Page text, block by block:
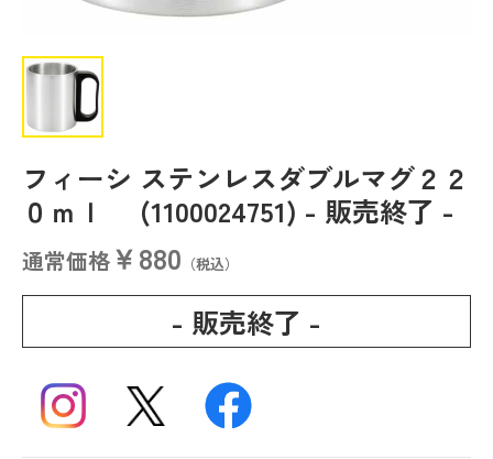
フィーシ ステンレスダブルマグ２２
０ｍｌ (1100024751) - 販売終了 -
通常価格￥880 （税込）
- 販売終了 -